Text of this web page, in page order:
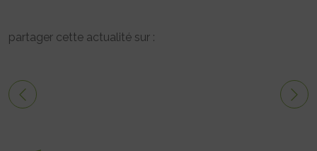
partager cette actualité sur :